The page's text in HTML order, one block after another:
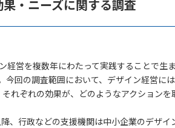
・ニーズに関する調査
営を複数年にわたって実践することで
回の調査範囲において、デザイン経営に
れぞれの効果が、どのようなアクション
、行政などの支援機関は中小企業のデザ